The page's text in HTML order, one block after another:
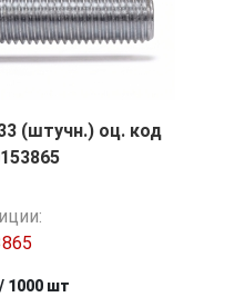
(штучн.) оц. код
1000 шт